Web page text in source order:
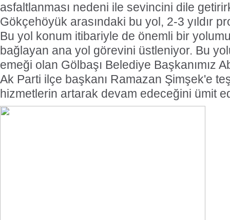
asfaltlanması nedeni ile sevincini dile
Gökçehöyük arasındaki bu yol, 2-3 yıldır
Bu yol konum itibariyle de önemli bir
bağlayan ana yol görevini üstleniyor. Bu
emeği olan Gölbaşı Belediye Başkanımız
Ak Parti ilçe başkanı Ramazan Şimşek'e
hizmetlerin artarak devam edeceğini ümit